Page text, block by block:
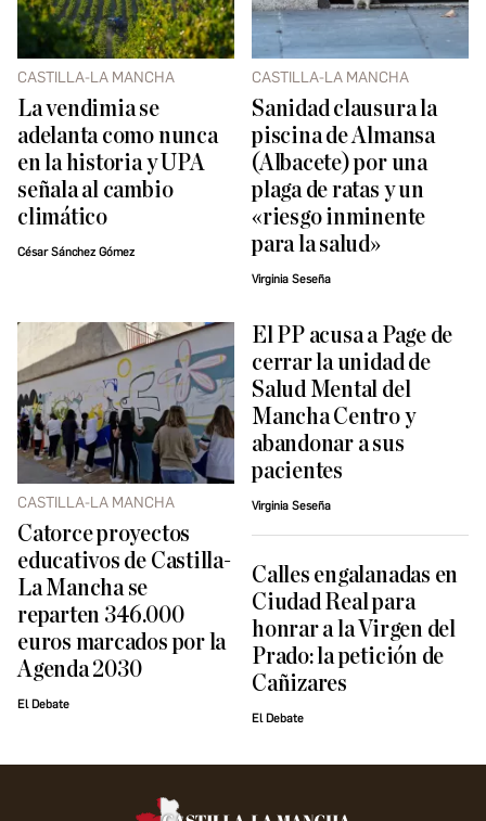
CASTILLA-LA MANCHA
La vendimia se
adelanta como nunca
en la historia y UPA
señala al cambio
climático
César Sánchez Gómez
CASTILLA-LA MANCHA
Sanidad clausura la
piscina de Almansa
(Albacete) por una
plaga de ratas y un
«riesgo inminente
para la salud»
Virginia Seseña
CASTILLA-LA MANCHA
Catorce proyectos
educativos de Castilla-
La Mancha se
reparten 346.000
euros marcados por la
Agenda 2030
El Debate
El PP acusa a Page de
cerrar la unidad de
Salud Mental del
Mancha Centro y
abandonar a sus
pacientes
Virginia Seseña
Calles engalanadas en
Ciudad Real para
honrar a la Virgen del
Prado: la petición de
Cañizares
El Debate